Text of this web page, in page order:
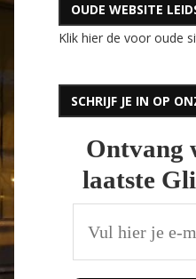
OUDE WEBSITE
Klik hier de voor oude
SCHRIJF JE IN OP
Ontvang
laatste